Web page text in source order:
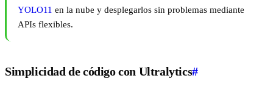
YOLO11 en la nube y desplegarlos sin problemas mediante
APIs flexibles.
Simplicidad de código con Ultralytics#